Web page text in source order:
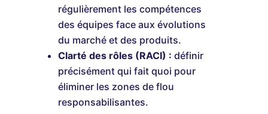
régulièrement les compétences
des équipes face aux évolutions
du marché et des produits.
Clarté des rôles (RACI) : définir
précisément qui fait quoi pour
éliminer les zones de flou
responsabilisantes.